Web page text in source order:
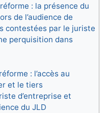
: la présence du
de l’audience de
contestées par le juriste
perquisition dans
: l’accès au
et le tiers
d’entreprise et
du JLD